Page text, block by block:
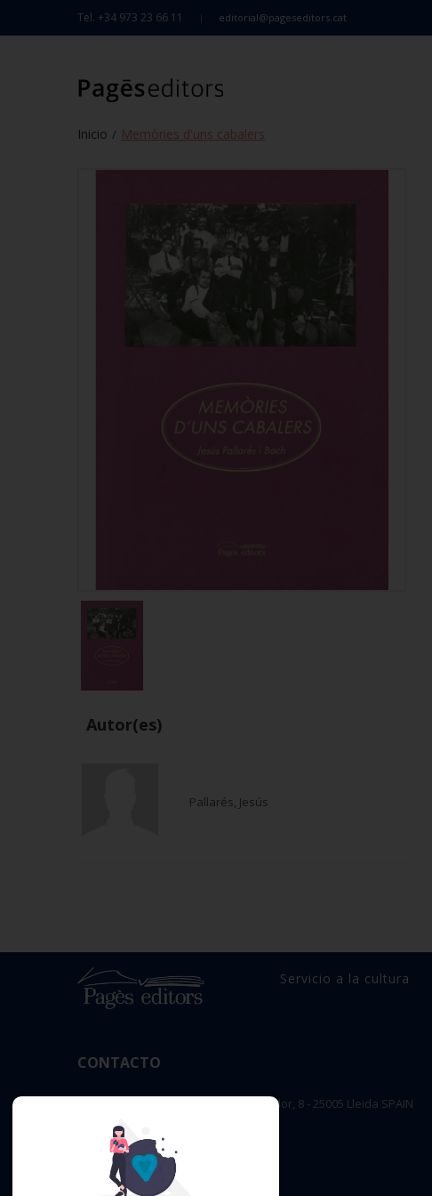
Tel. +34 973 23 66 11 editorial@pageseditors.cat
Inicio / Memòries d'uns cabalers
Autor(es)
Pallarés, Jesús
Servicio a la cultura
CONTACTO
OFICINA PRINCIPAL : c/ Sant Salvador, 8 - 25005 Lleida SPAIN
editorial@pageseditors.cat
Teléfono: 973 23 66 11
pageseditors.cat